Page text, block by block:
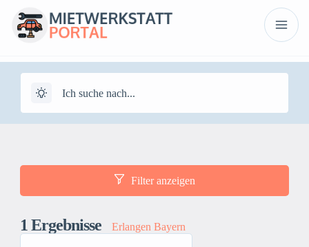
Filter anzeigen
1 Ergebnisse Erlangen Bayern